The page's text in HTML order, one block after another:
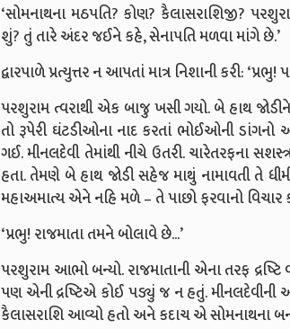
‘સોમનાથના મઠપતિ? કોણ? કૈલાસરાશિજી?
શું? તું તારે અંદર જઈને કહે, સેનાપતિ મળવા માંગે છે.’
દ્વારપાળે પ્રત્યુત્તર ન આપતાં માત્ર નિશાની કરી:
પરશુરામ ત્વરાથી એક બાજુ ખસી ગયો. બે હાથ
તો રૂપેરી ઘંટડીઓના નાદ કરતાં ભોઈઓની
ગઈ. મીનલદેવી તેમાંથી નીચે ઉતરી. ચારેતરફના
હતા. તેમણે બે હાથ જોડી સહેજ માથું નામાવતી તે
મહાઅમાત્ય એને નહિ મળે – તે પાછો ફરવાનો
‘પ્રભુ! રાજમાતા તમને બોલાવે છે...’
પરશુરામ આભો બન્યો. રાજમાતાની એના તરફ
પણ એની દ્રષ્ટિએ કોઈ પડ્યું જ ન હતું.
કૈલાસરાશિ આવ્યો હતો અને કદાચ એ સોમનાથના